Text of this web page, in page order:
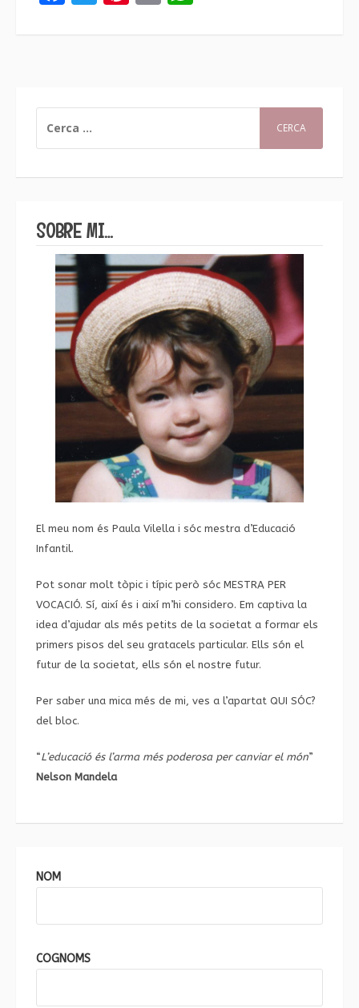
SOBRE MI…
El meu nom és Paula Vilella i sóc mestra d’Educació
Infantil.
Pot sonar molt tòpic i típic però sóc MESTRA PER
VOCACIÓ. Sí, així és i així m’hi considero. Em captiva la
idea d’ajudar als més petits de la societat a formar els
primers pisos del seu gratacels particular. Ells són el
futur de la societat, ells són el nostre futur.
Per saber una mica més de mi, ves a l’apartat QUI SÓC?
del bloc.
“L’educació és l’arma més poderosa per canviar el món”
Nelson Mandela
NOM
COGNOMS